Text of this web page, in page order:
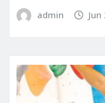
admin